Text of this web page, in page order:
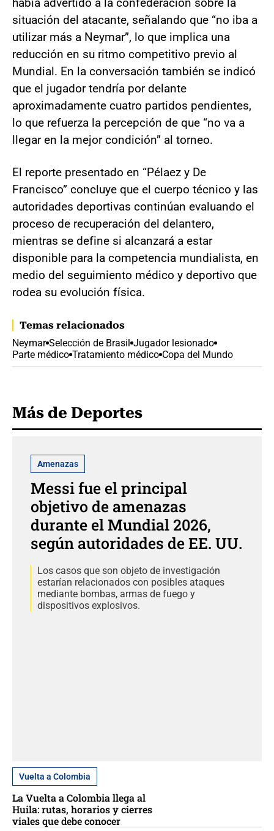
situación del atacante, señalando que “no iba a
utilizar más a Neymar”, lo que implica una
reducción en su ritmo competitivo previo al
Mundial. En la conversación también se indicó
que el jugador tendría por delante
aproximadamente cuatro partidos pendientes,
lo que refuerza la percepción de que “no va a
llegar en la mejor condición” al torneo.
El reporte presentado en “Pélaez y De
Francisco” concluye que el cuerpo técnico y las
autoridades deportivas continúan evaluando el
proceso de recuperación del delantero,
mientras se define si alcanzará a estar
disponible para la competencia mundialista, en
medio del seguimiento médico y deportivo que
rodea su evolución física.
Temas relacionados
Neymar Selección de Brasil Jugador lesionado
Parte médico Tratamiento médico Copa del Mundo
Más de Deportes
Amenazas
Messi fue el principal
objetivo de amenazas
durante el Mundial 2026,
según autoridades de EE. UU.
Los casos que son objeto de investigación
estarían relacionados con posibles ataques
mediante bombas, armas de fuego y
dispositivos explosivos.
Vuelta a Colombia
La Vuelta a Colombia llega al
Huila: rutas, horarios y cierres
viales que debe conocer